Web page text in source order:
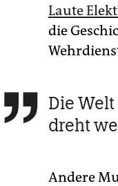
Laute
die
 Die
dreht
Andere